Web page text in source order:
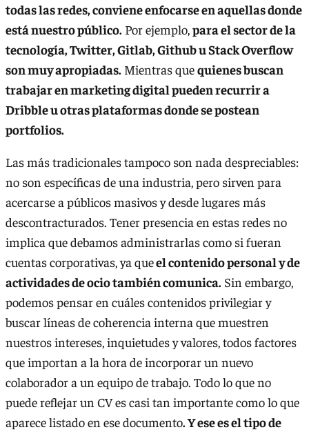
todas las redes, conviene enfocarse en aquellas donde
está nuestro público. Por ejemplo,para el sector de la
tecnología, Twitter, Gitlab, Github u Stack Overflow
son muy apropiadas. Mientras quequienes buscan
trabajar en marketing digital pueden recurrir a
Dribble u otras plataformas donde se postean
portfolios.
Las más tradicionales tampoco son nada despreciables:
no son específicas de una industria, pero sirven para
acercarse a públicos masivos y desde lugares más
descontracturados. Tener presencia en estas redes no
implica que debamos administrarlas como si fueran
cuentas corporativas, ya queel contenido personal y de
actividades de ocio también comunica. Sin embargo,
podemos pensar en cuáles contenidos privilegiar y
buscar líneas de coherencia interna que muestren
nuestros intereses, inquietudes y valores, todos factores
que importan a la hora de incorporar un nuevo
colaborador a un equipo de trabajo. Todo lo que no
puede reflejar un CV es casi tan importante como lo que
aparece listado en ese documento. Y ese es el tipo de